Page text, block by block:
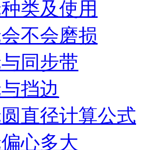
类及使用
不会磨损
同步带
挡边
直径计算公式
心多大